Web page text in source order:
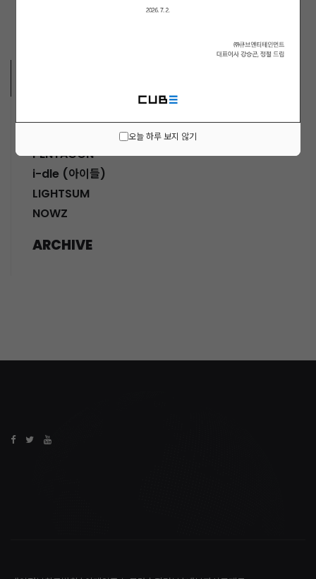
오늘 하루 보지 않기
MUSICIANS
PENTAGON
i-dle (아이들)
LIGHTSUM
NOWZ
ARCHIVE